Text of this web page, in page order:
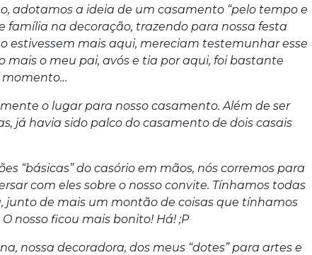
adotamos a ideia de um casamento “pelo tempo e
família na decoração, trazendo para nossa festa
estivessem mais aqui, mereciam testemunhar esse
o meu pai, avós e tia por aqui, foi bastante
momento…
o lugar para nosso casamento. Além de ser
já havia sido palco do casamento de dois casais
“básicas” do casório em mãos, nós corremos para
com eles sobre o nosso convite. Tínhamos todas
junto de mais um montão de coisas que tínhamos
nosso ficou mais bonito! Há! ;P
nossa decoradora, dos meus “dotes” para artes e